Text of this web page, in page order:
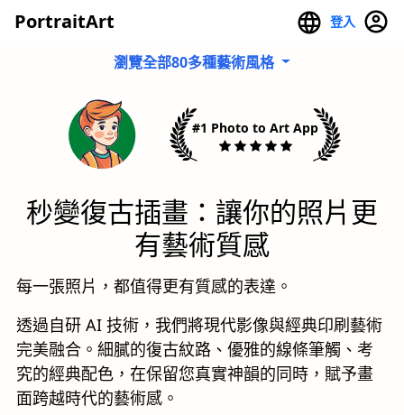
PortraitArt 登入
瀏覽全部80多種藝術風格
#1 Photo to Art App
秒變復古插畫：讓你的照片更
有藝術質感
每一張照片，都值得更有質感的表達。
透過自研 AI 技術，我們將現代影像與經典印刷藝術
完美融合。細膩的復古紋路、優雅的線條筆觸、考
究的經典配色，在保留您真實神韻的同時，賦予畫
面跨越時代的藝術感。